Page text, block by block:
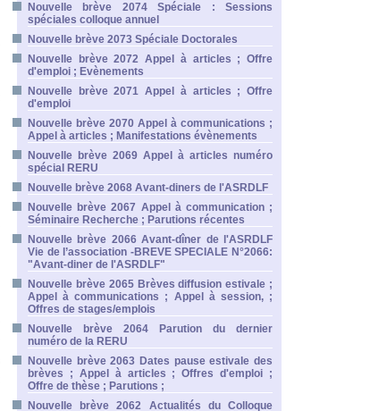
Nouvelle brève 2074 Spéciale : Sessions
spéciales colloque annuel
Nouvelle brève 2073 Spéciale Doctorales
Nouvelle brève 2072 Appel à articles ; Offre
d'emploi ; Evènements
Nouvelle brève 2071 Appel à articles ; Offre
d'emploi
Nouvelle brève 2070 Appel à communications ;
Appel à articles ; Manifestations évènements
Nouvelle brève 2069 Appel à articles numéro
spécial RERU
Nouvelle brève 2068 Avant-diners de l'ASRDLF
Nouvelle brève 2067 Appel à communication ;
Séminaire Recherche ; Parutions récentes
Nouvelle brève 2066 Avant-dîner de l'ASRDLF
Vie de l’association -BREVE SPECIALE N°2066:
"Avant-diner de l'ASRDLF"
Nouvelle brève 2065 Brèves diffusion estivale ;
Appel à communications ; Appel à session, ;
Offres de stages/emplois
Nouvelle brève 2064 Parution du dernier
numéro de la RERU
Nouvelle brève 2063 Dates pause estivale des
brèves ; Appel à articles ; Offres d'emploi ;
Offre de thèse ; Parutions ;
Nouvelle brève 2062 Actualités du Colloque